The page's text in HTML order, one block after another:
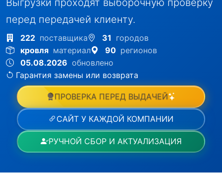
Выгрузки проходят выборочную проверку
перед передачей клиенту.
222 поставщика 31 городов
кровля материал 90 регионов
05.08.2026 обновлено
Гарантия замены или возврата
ПРОВЕРКА ПЕРЕД ВЫДАЧЕЙ
САЙТ У КАЖДОЙ КОМПАНИИ
РУЧНОЙ СБОР И АКТУАЛИЗАЦИЯ